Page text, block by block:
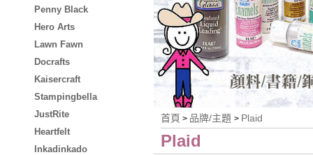
Penny Black
Hero Arts
Lawn Fawn
Docrafts
Kaisercraft
Stampingbella
JustRite
Heartfelt
Inkadinkado
首頁 > 品牌/主題 > Plaid
Plaid